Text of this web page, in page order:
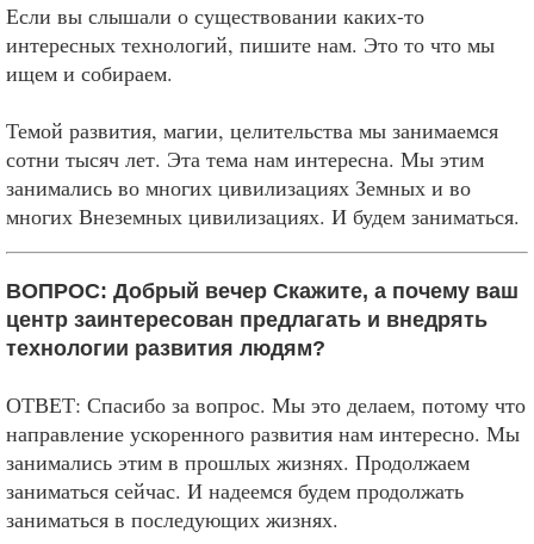
Если вы слышали о существовании каких-то
интересных технологий, пишите нам. Это то что мы
ищем и собираем.
Темой развития, магии, целительства мы занимаемся
сотни тысяч лет. Эта тема нам интересна. Мы этим
занимались во многих цивилизациях Земных и во
многих Внеземных цивилизациях. И будем заниматься.
ВОПРОС: Добрый вечер Скажите, а почему ваш
центр заинтересован предлагать и внедрять
технологии развития людям?
ОТВЕТ: Спасибо за вопрос. Мы это делаем, потому что
направление ускоренного развития нам интересно. Мы
занимались этим в прошлых жизнях. Продолжаем
заниматься сейчас. И надеемся будем продолжать
заниматься в последующих жизнях.